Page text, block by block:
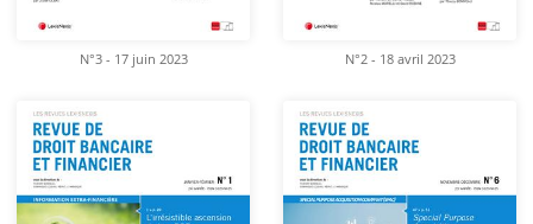
N°3 - 17 juin 2023 N°2 - 18 avril 2023